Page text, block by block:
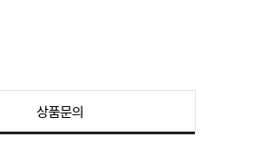
상품문의